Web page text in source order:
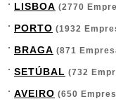
LISBOA (2770
PORTO (1932
BRAGA (871
SETÚBAL (732
AVEIRO (650